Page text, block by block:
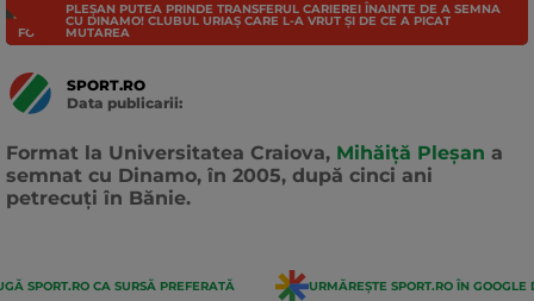
FOTBAL INTERN
PLEȘAN PUTEA PRINDE TRANSFERUL CARIEREI ÎNAINTE DE A SEMNA
CU DINAMO! CLUBUL URIAȘ CARE L-A VRUT ȘI DE CE A PICAT
MUTAREA
SPORT.RO
Data publicarii:
Format la Universitatea Craiova, Mihăiță Pleșan a
semnat cu Dinamo, în 2005, după cinci ani
petrecuți în Bănie.
SPORT.RO CA SURSĂ PREFERATĂ URMĂREȘTE SPORT.RO ÎN GOOGLE